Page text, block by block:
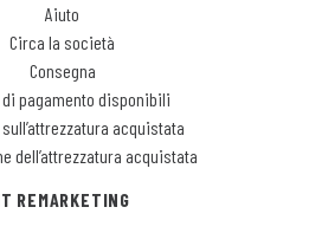
Aiuto
Circa la società
Consegna
di pagamento disponibili
acquistata
dell’attrezzatura acquistata
REMARKETING